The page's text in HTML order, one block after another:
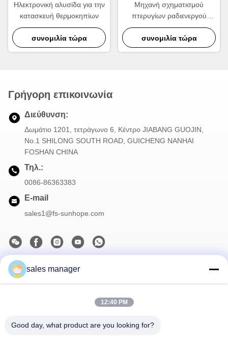
Ηλεκτρονική αλυσίδα για την
κατασκευή θερμοκηπίων
συνομιλία τώρα
Μηχανή σχηματισμού
πτερυγίων ραδιενεργού
θερμοκηπίου υψηλής
ταχύτητας 630KN για την
παραγωγή ραδιενεργού
συνομιλία τώρα
Γρήγορη επικοινωνία
Διεύθυνση:
Δωμάτιο 1201, τετράγωνο 6, Κέντρο JIABANG GUOJIN,
Νο.1 SHILONG SOUTH ROAD, GUICHENG NANHAI
FOSHAN CHINA
Τηλ.:
0086-86363383
E-mail
sales1@fs-sunhope.com
Το Δελτίο Ενημέρωσης
sales manager
12:40 PM
Good day, what product are you looking for?